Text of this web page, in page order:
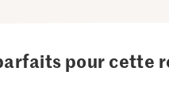
pour cette